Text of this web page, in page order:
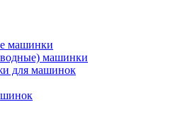
машинки
машинки
для машинок